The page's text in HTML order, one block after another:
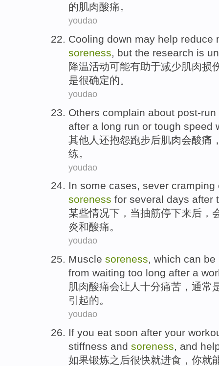
的肌肉酸痛。
youdao
Cooling down may help reduce
soreness, but the research is
降温活动可能有助于减少肌肉损
是很确定的。
youdao
Others complain about post-run
after a long run or tough speed
其他人 还抱怨跑步后肌肉会酸痛
练 。
youdao
In some cases, sever
soreness for several days after
某些情况下 ， 当抽筋停下来后 ，
炎和酸痛。
youdao
Muscle soreness, which can be
from waiting too long after a
肌肉酸痛会让人 十分痛苦， 通常
引起的。
youdao
If you eat soon after your
stiffness and soreness, and
如果锻炼之后很快就进食 ， 你就